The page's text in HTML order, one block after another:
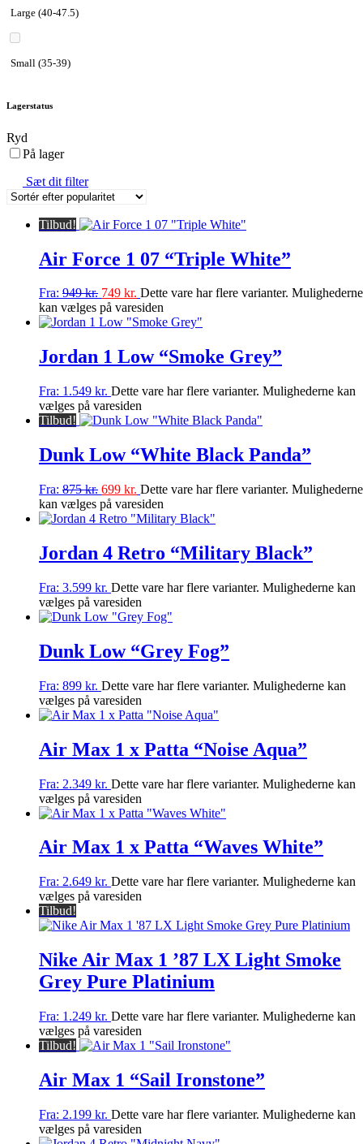
Large (40-47.5)
Small (35-39)
Lagerstatus
Ryd
På lager
Sæt dit filter
Tilbud!
Air Force 1 07 “Triple White”
Fra: 949kr. 749 kr. Dette vare har flere varianter. Mulighederne
kan vælges på varesiden
Jordan 1 Low “Smoke Grey”
Fra: 1.549 kr. Dette vare har flere varianter. Mulighederne kan
vælges på varesiden
Tilbud!
Dunk Low “White Black Panda”
Fra: 875kr. 699 kr. Dette vare har flere varianter. Mulighederne
kan vælges på varesiden
Jordan 4 Retro “Military Black”
Fra: 3.599 kr. Dette vare har flere varianter. Mulighederne kan
vælges på varesiden
Dunk Low “Grey Fog”
Fra: 899 kr. Dette vare har flere varianter. Mulighederne kan
vælges på varesiden
Air Max 1 x Patta “Noise Aqua”
Fra: 2.349 kr. Dette vare har flere varianter. Mulighederne kan
vælges på varesiden
Air Max 1 x Patta “Waves White”
Fra: 2.649 kr. Dette vare har flere varianter. Mulighederne kan
vælges på varesiden
Tilbud!
Nike Air Max 1 ’87 LX Light Smoke
Grey Pure Platinium
Fra: 1.249 kr. Dette vare har flere varianter. Mulighederne kan
vælges på varesiden
Tilbud!
Air Max 1 “Sail Ironstone”
Fra: 2.199 kr. Dette vare har flere varianter. Mulighederne kan
vælges på varesiden